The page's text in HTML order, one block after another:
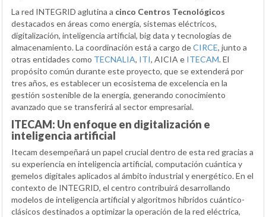
La red INTEGRID aglutina a cinco Centros Tecnológicos
destacados en áreas como energía, sistemas eléctricos,
digitalización, inteligencia artificial, big data y tecnologías de
almacenamiento. La coordinación está a cargo deCIRCE, junto a
otras entidades como TECNALIA, ITI, AICIA e ITECAM. El
propósito común durante este proyecto, que se extenderá por
tres años, es establecer un ecosistema de excelencia en la
gestión sostenible de la energía, generando conocimiento
avanzado que se transferirá al sector empresarial.
ITECAM: Un enfoque en digitalización e
inteligencia artificial
Itecam desempeñará un papel crucial dentro de esta red gracias a
su experiencia en inteligencia artificial, computación cuántica y
gemelos digitales aplicados al ámbito industrial y energético. En el
contexto de INTEGRID, el centro contribuirá desarrollando
modelos de inteligencia artificial y algoritmos híbridos cuántico-
clásicos destinados a optimizar la operación de la red eléctrica,